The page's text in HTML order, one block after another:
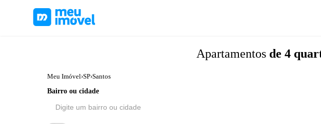
Apartamentos de 4
Meu Imóvel›SP›Santos
Bairro ou cidade